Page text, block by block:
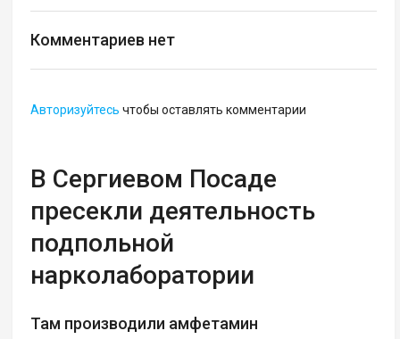
Комментариев нет
Авторизуйтесь чтобы оставлять комментарии
В Сергиевом Посаде
пресекли деятельность
подпольной
нарколаборатории
Там производили амфетамин